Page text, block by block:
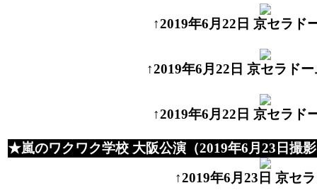
↑2019年6月22日 京セラド
↑2019年6月22日 京セラド
↑2019年6月22日 京セラド
★嵐のワクワク学校 大阪公演（2019年6月23日撮
↑2019年6月23日 京セ